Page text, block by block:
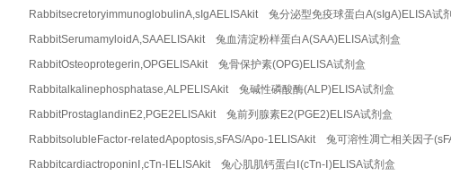
RabbitsecretoryimmunoglobulinA,sIgAELISAkit 兔分泌型免疫球蛋白A(sIgA)ELISA试
RabbitSerumamyloidA,SAAELISAkit 兔血清淀粉样蛋白A(SAA)ELISA试剂盒
RabbitOsteoprotegerin,OPGELISAkit 兔骨保护素(OPG)ELISA试剂盒
Rabbitalkalinephosphatase,ALPELISAkit 兔碱性磷酸酶(ALP)ELISA试剂盒
RabbitProstaglandinE2,PGE2ELISAkit 兔前列腺素E2(PGE2)ELISA试剂盒
RabbitsolubleFactor-relatedApoptosis,sFAS/Apo-1ELISAkit 兔可溶性凋亡相关因子
RabbitcardiactroponinⅠ,cTn-ⅠELISAkit 兔心肌肌钙蛋白Ⅰ(cTn-Ⅰ)ELISA试剂盒